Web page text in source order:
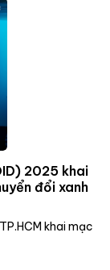
2025 khai
đổi xanh
khai mạc